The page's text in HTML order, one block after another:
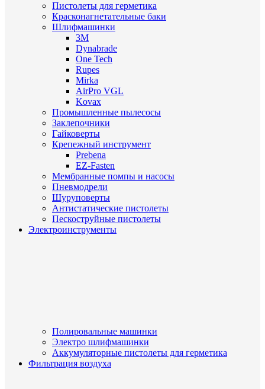
Пистолеты для герметика
Красконагнетательные баки
Шлифмашинки
3M
Dynabrade
One Tech
Rupes
Mirka
AirPro VGL
Kovax
Промышленные пылесосы
Заклепочники
Гайковерты
Крепежный инструмент
Prebena
EZ-Fasten
Мембранные помпы и насосы
Пневмодрели
Шуруповерты
Антистатические пистолеты
Пескоструйные пистолеты
Электроинструменты
Полировальные машинки
Электро шлифмашинки
Аккумуляторные пистолеты для герметика
Фильтрация воздуха